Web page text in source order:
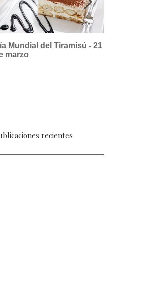
Mundial del Tiramisú - 21
marzo
recientes